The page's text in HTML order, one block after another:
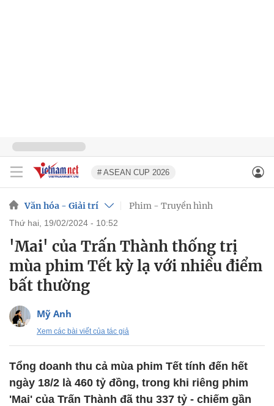
# ASEAN CUP 2026
Văn hóa - Giải trí Phim - Truyền hình
thứ hai, 19/02/2024 - 10:52
'Mai' của Trấn Thành thống trị
mùa phim Tết kỳ lạ với nhiều điểm
bất thường
Mỹ Anh
Xem các bài viết của tác giả
Tổng doanh thu cả mùa phim Tết tính đến hết
ngày 18/2 là 460 tỷ đồng, trong khi riêng phim
'Mai' của Trấn Thành đã thu 337 tỷ - chiếm gần